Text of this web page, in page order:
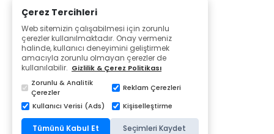
Çerez Tercihleri
Web sitemizin çalışabilmesi için zorunlu
çerezler kullanılmaktadır. Onay vermeniz
halinde, kullanıcı deneyimini geliştirmek
amacıyla zorunlu olmayan çerezler de
kullanılabilir. Gizlilik & Çerez Politikası
Zorunlu & Analitik
Çerezler
Reklam Çerezleri
Kullanıcı Verisi (Ads)
Kişiselleştirme
Tümünü Kabul Et Seçimleri Kaydet